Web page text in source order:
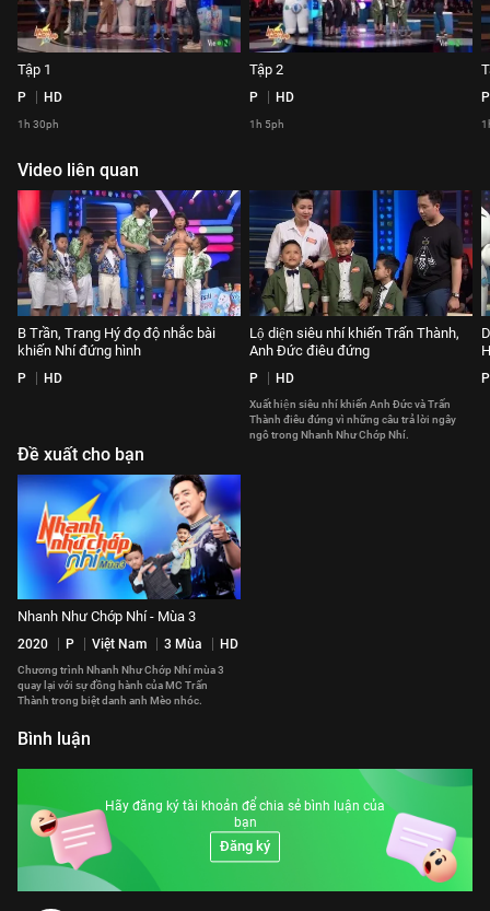
Tập 1
P HD
1h 30ph
Tập 2
P HD
1h 5ph
P
Video liên quan
B Trần, Trang Hý đọ độ nhắc bài
khiến Nhí đứng hình
P HD
Lộ diện siêu nhí khiến Trấn Thành,
Anh Đức điêu đứng
P HD
Xuất hiện siêu nhí khiến Anh Đức và Trấn
Thành điêu đứng vì những câu trả lời ngây
ngô trong Nhanh Như Chớp Nhí.
P
Đề xuất cho bạn
Nhanh Như Chớp Nhí - Mùa 3
2020 P Việt Nam 3 Mùa HD
Chương trình Nhanh Như Chớp Nhí mùa 3
quay lại với sự đồng hành của MC Trấn
Thành trong biệt danh anh Mèo nhóc.
Bình luận
Hãy đăng ký tài khoản để chia sẻ bình luận của
bạn
Đăng ký